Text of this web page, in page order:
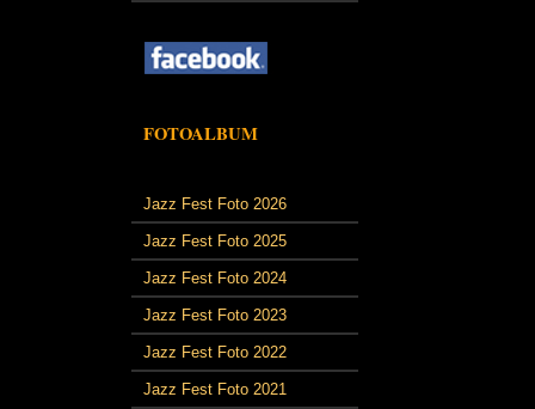
FOTOALBUM
Jazz Fest Foto 2026
Jazz Fest Foto 2025
Jazz Fest Foto 2024
Jazz Fest Foto 2023
Jazz Fest Foto 2022
Jazz Fest Foto 2021